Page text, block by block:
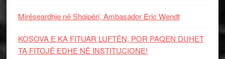
Mirëseardhje në Shqipëri, Ambasador Eric Wendt
KOSOVA E KA FITUAR LUFTËN, POR PAQEN DUHET
TA FITOJË EDHE NË INSTITUCIONE!